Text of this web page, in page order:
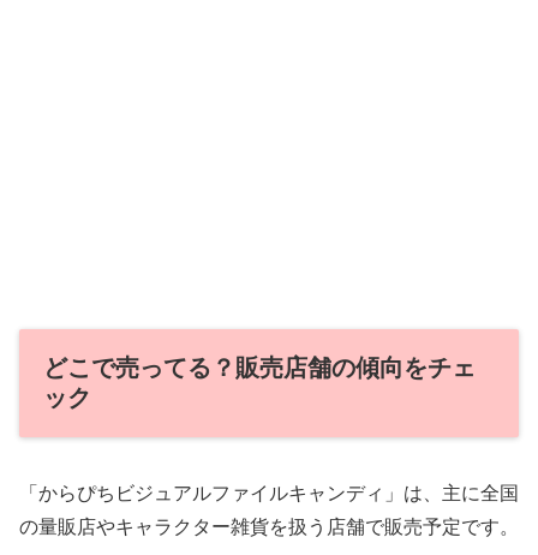
どこで売ってる？販売店舗の傾向をチェ
ック
「からぴちビジュアルファイルキャンディ」は、主に全国
の量販店やキャラクター雑貨を扱う店舗で販売予定です。